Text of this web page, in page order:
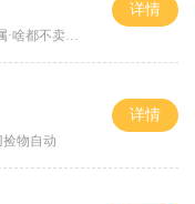
都不卖靠打
详情
物自动
详情